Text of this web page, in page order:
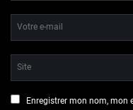
Enregistrer mon nom, mon